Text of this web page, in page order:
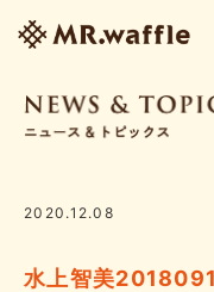
2020.12.08
水上智美